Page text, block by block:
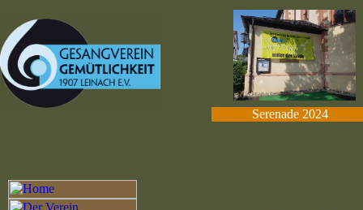
Serenade 2024